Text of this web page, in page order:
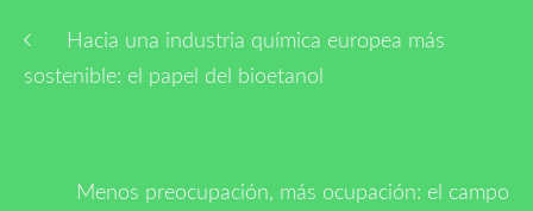
Hacia una industria química europea más
sostenible: el papel del bioetanol
Menos preocupación, más ocupación: el campo